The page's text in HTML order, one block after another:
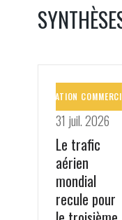
AVIATION
COMMERCIALE
31 juil. 2026
Le trafic
aérien
mondial
recule pour